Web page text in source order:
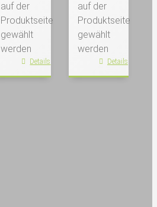
auf der
Produktseite
gewählt
werden
Details
auf der
Produktseite
gewählt
werden
Details